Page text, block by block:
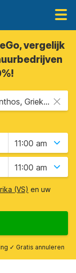
vergelijk
Zakynthos Luchthaven (ZTH), Zakynthos, Griekenland
11:00 am
11:00 am
(VS) en uw
✓ Gratis annuleren